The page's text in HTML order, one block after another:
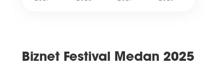
Biznet Festival Medan 2025